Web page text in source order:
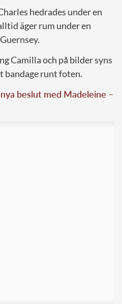
hedrades under en
äger rum under en
Camilla och på bilder syns
bandage runt foten.
beslut med Madeleine –